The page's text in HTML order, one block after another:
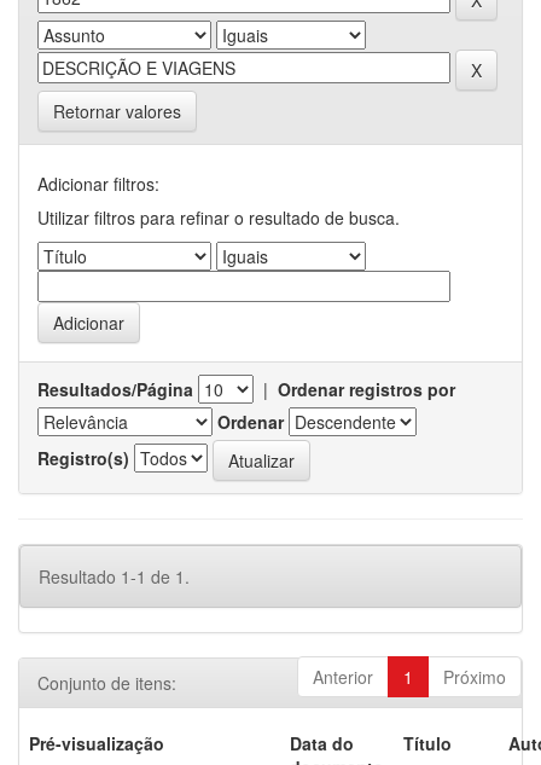
Retornar valores
Adicionar filtros:
Utilizar filtros para refinar o resultado de busca.
Resultados/Página | Ordenar registros por
Ordenar
Registro(s)
Resultado 1-1 de 1.
Anterior 1 Próximo
Conjunto de itens:
Pré-visualização
Data do
Título